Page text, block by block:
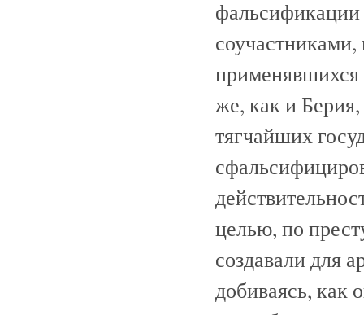
фальсификации
применявшихся
же, как и
тягчайших
целью, по
создавали для
добиваясь, как